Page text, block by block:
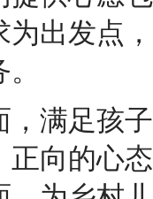
为出发点
满足孩
正向的心